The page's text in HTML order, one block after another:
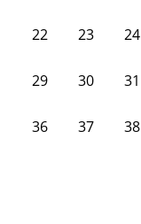
22 23 24
29 30 31
36 37 38